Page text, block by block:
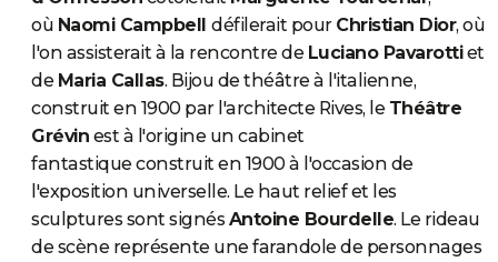
où Naomi Campbell défilerait pour Christian Dior, où
l'on assisterait à la rencontre de Luciano Pavarottiet
de Maria Callas. Bijou de théâtre à l'italienne,
construit en 1900 par l'architecte Rives, le Théâtre
Grévin est à l'origine un cabinet
fantastique construit en 1900 à l'occasion de
l'exposition universelle. Le haut relief et les
sculptures sont signésAntoine Bourdelle. Le rideau
de scène représente une farandole de personnages